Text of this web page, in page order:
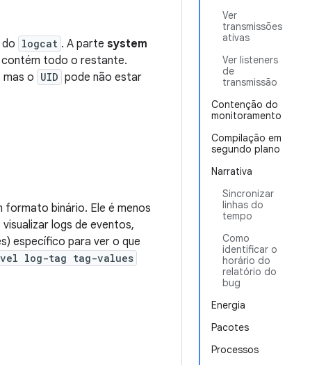
Ver
transmissões
ativas
Ver listeners
de
transmissão
Contenção do
monitoramento
Compilação em
segundo plano
Narrativa
Sincronizar
linhas do
tempo
Como
identificar o
horário do
relatório do
bug
Energia
Pacotes
Processos
logcat . A parte system
contém todo o restante.
mas o UID pode não estar
binário. Ele é menos
logs de eventos,
específico para ver o que
log-tag tag-values